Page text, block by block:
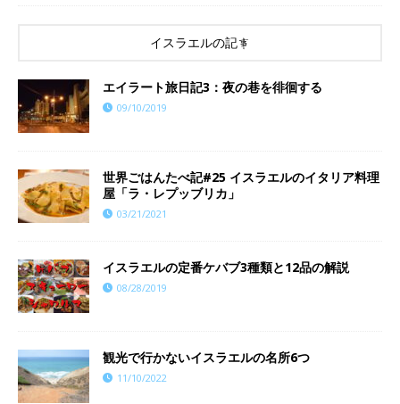
イスラエルの記事
エイラート旅日記3：夜の巷を徘徊する
09/10/2019
世界ごはんたべ記#25 イスラエルのイタリア料理
屋「ラ・レプッブリカ」
03/21/2021
イスラエルの定番ケバブ3種類と12品の解説
08/28/2019
観光で行かないイスラエルの名所6つ
11/10/2022